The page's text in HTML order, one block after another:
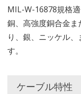
MIL-W-16878規格
銅、高強度銅合金
り、銀、ニッケル
す。
ケーブル特性